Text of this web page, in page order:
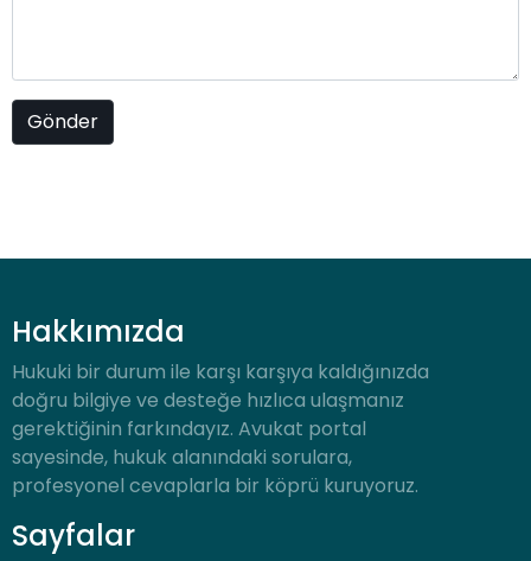
Hakkımızda
Hukuki bir durum ile karşı karşıya kaldığınızda
doğru bilgiye ve desteğe hızlıca ulaşmanız
gerektiğinin farkındayız. Avukat portal
sayesinde, hukuk alanındaki sorulara,
profesyonel cevaplarla bir köprü kuruyoruz.
Sayfalar